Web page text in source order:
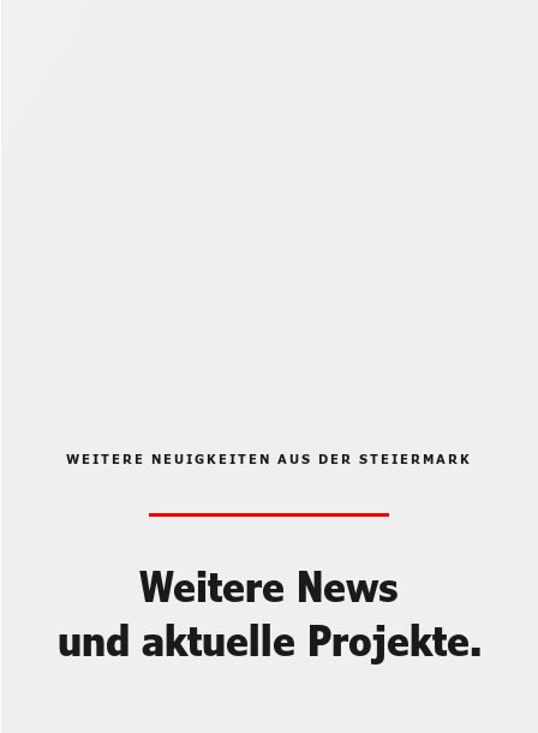
WEITERE NEUIGKEITEN AUS DER STEIERMARK
Weitere News
und aktuelle Projekte.